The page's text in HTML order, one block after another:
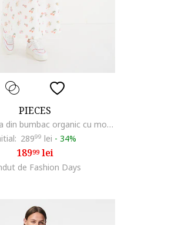
PIECES
Rochie lunga din bumbac organic cu model si decolteu cache-coeur, Alb/Verde/Roz
28999 lei - 34%
18999lei
de Fashion Days